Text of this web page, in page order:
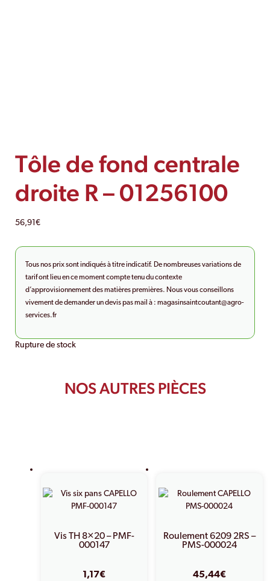
Tôle de fond centrale
droite R – 01256100
56,91€
Tous nos prix sont indiqués à titre indicatif. De nombreuses variations de
tarif ont lieu en ce moment compte tenu du contexte
d’approvisionnement des matières premières. Nous vous conseillons
vivement de demander un devis pas mail à : magasinsaintcoutant@agro-
services.fr
Rupture de stock
NOS AUTRES PIÈCES
Vis TH 8×20 – PMF-
000147
1,17€
Roulement 6209 2RS –
PMS-000024
45,44€